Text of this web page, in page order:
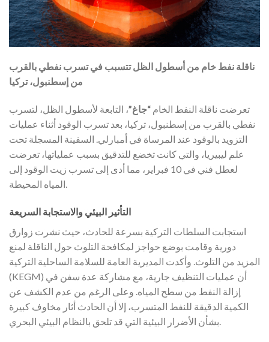
ناقلة نفط خام من أسطول الظل تتسبب في تسرب نفطي بالقرب
من إسطنبول، تركيا
تعرضت ناقلة النفط الخام “جاغ”، التابعة لأسطول الظل، لتسرب
نفطي بالقرب من إسطنبول، تركيا، بعد تسرب الوقود أثناء عمليات
التزويد بالوقود عند المرساة في أمبارلي. السفينة المسجلة تحت
علم ليبيريا، والتي كانت تخضع للتدقيق بسبب عملياتها، تعرضت
لعطل فني في 10 فبراير، مما أدى إلى تسرب زيت الوقود إلى
المياه المحيطة.
التأثير البيئي والاستجابة السريعة
استجابت السلطات التركية بسرعة للحادث، حيث نشرت زوارق
دورية وقامت بوضع حواجز لمكافحة التلوث حول الناقلة لمنع
المزيد من التلوث. وأكدت المديرية العامة للسلامة الساحلية التركية
(KEGM) أن عمليات التنظيف جارية، مع مشاركة عدة سفن في
إزالة النفط من سطح المياه. وعلى الرغم من عدم الكشف عن
الكمية الدقيقة للنفط المتسرب، إلا أن الحادث أثار مخاوف كبيرة
بشأن الأضرار البيئية التي قد تلحق بالنظام البيئي البحري.